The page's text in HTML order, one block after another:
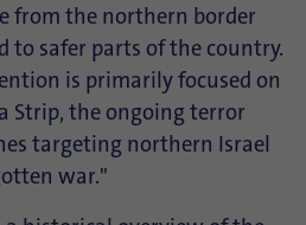
from the northern border
to safer parts of the country.
is primarily focused on
Strip, the ongoing terror
targeting northern Israel
war."